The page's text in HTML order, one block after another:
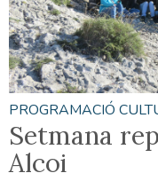
PROGRAMACIÓ
Setmana
Alcoi